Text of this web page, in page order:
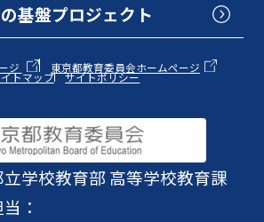
立学校教育部 高等学校教育課
：
基盤プロジェクト
ジ 東京都教育委員会ホームページ
トマップ サイトポリシー